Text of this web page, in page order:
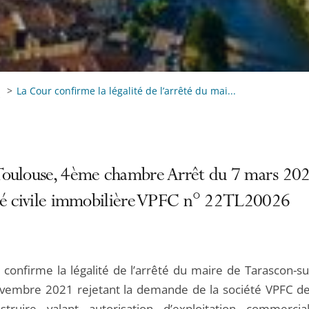
La Cour confirme la légalité de l’arrêté du mai...
4ème chambre Arrêt du 7 mars
civile immobilière VPFC n° 22TL20026
confirme la légalité de l’arrêté du maire de Tarascon-
2021 rejetant la demande de la société VPFC